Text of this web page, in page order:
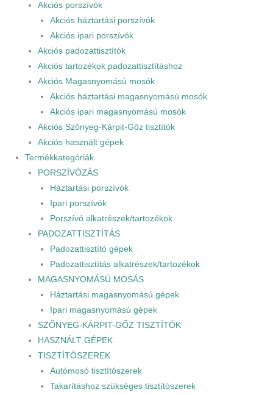
Akciós porszívók
Akciós háztartási porszívók
Akciós ipari porszívók
Akciós padozattisztítók
Akciós tartozékok padozattisztításhoz
Akciós Magasnyomású mosók
Akciós háztartási magasnyomású mosók
Akciós ipari magasnyomású mosók
Akciós Szőnyeg-Kárpit-Gőz tisztítók
Akciós használt gépek
Termékkategóriák
PORSZÍVÓZÁS
Háztartási porszívók
Ipari porszívók
Porszívó alkatrészek/tartozékok
PADOZATTISZTÍTÁS
Padozattisztító gépek
Padozattisztítás alkatrészek/tartozékok
MAGASNYOMÁSÚ MOSÁS
Háztartási magasnyomású gépek
Ipari magasnyomású gépek
SZŐNYEG-KÁRPIT-GŐZ TISZTÍTÓK
HASZNÁLT GÉPEK
TISZTÍTÓSZEREK
Autómosó tisztítószerek
Takarításhoz szükséges tisztítószerek